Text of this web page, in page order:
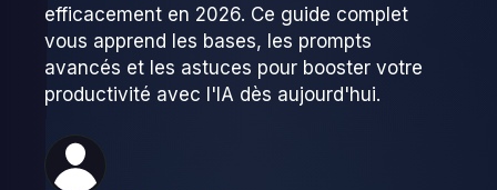
efficacement en 2026. Ce guide complet
vous apprend les bases, les prompts
avancés et les astuces pour booster votre
productivité avec l'IA dès aujourd'hui.